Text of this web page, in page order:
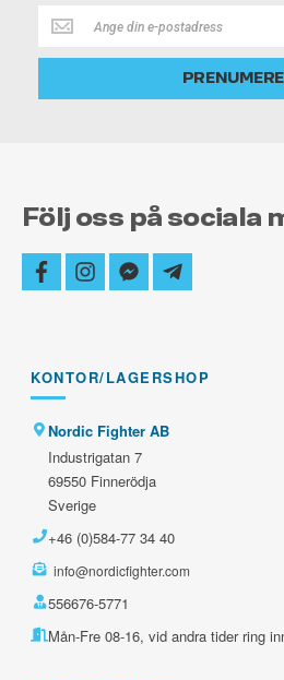
Håll
dig
alltid
Följ oss på sociala
facebookinstagram
facebook-
messenger
telegram-
plane
KONTOR/LAGERSHOP
Nordic Fighter AB
Industrigatan 7
69550 Finnerödja
Sverige
+46 (0)584-77 34 40
info@nordicfighter.com
556676-5771
Mån-Fre 08-16, vid andra tider ring